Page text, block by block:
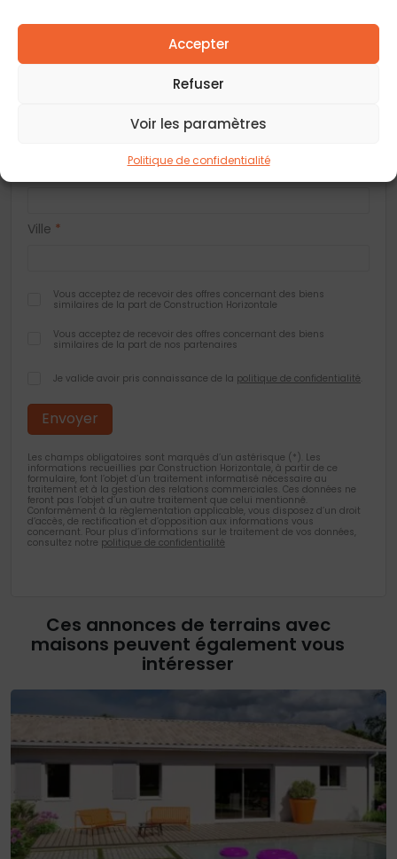
Accepter
Refuser
Voir les paramètres
Politique de confidentialité
Ville *
Vous acceptez de recevoir des offres concernant des biens
similaires de la part de Construction Horizontale
Vous acceptez de recevoir des offres concernant des biens
similaires de la part de nos partenaires
Je valide avoir pris connaissance de la politique de confidentialité
Les champs obligatoires sont marqués d’un astérisque (*). Les
informations recueillies par Construction Horizontale, à partir de ce
formulaire, font l’objet d’un traitement informatisé nécessaire au
traitement et à la gestion des relations commerciales. Ces données ne
feront pas l’objet d’un autre traitement que celui mentionné.
Conformément à la règlementation applicable, vous disposez d’un droit
d’accès, de rectification et d’opposition aux informations vous
concernant. Pour plus d’informations sur le traitement de vos données,
consultez notre politique de confidentialité
Ces annonces de terrains avec
maisons peuvent également vous
intéresser